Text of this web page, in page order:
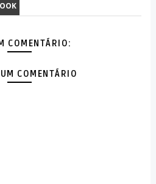
COMENTÁRIO:
COMENTÁRIO